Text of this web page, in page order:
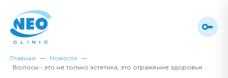
Главная
Новости
Волосы - это не только эстетика, это отражение здоровья